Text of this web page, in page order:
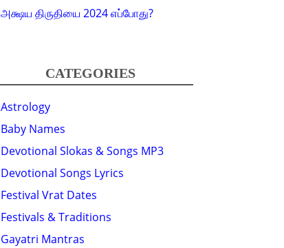
அக்ஷய திருதியை 2024 எப்போது?
CATEGORIES
Astrology
Baby Names
Devotional Slokas & Songs MP3
Devotional Songs Lyrics
Festival Vrat Dates
Festivals & Traditions
Gayatri Mantras